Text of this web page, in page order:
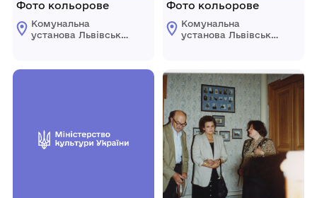
Фото кольорове
Комунальна
установа Львівської
меморіальний музей
Фото кольорове
Комунальна
установа Львівської
Михайла
Грушевського у
Львові"